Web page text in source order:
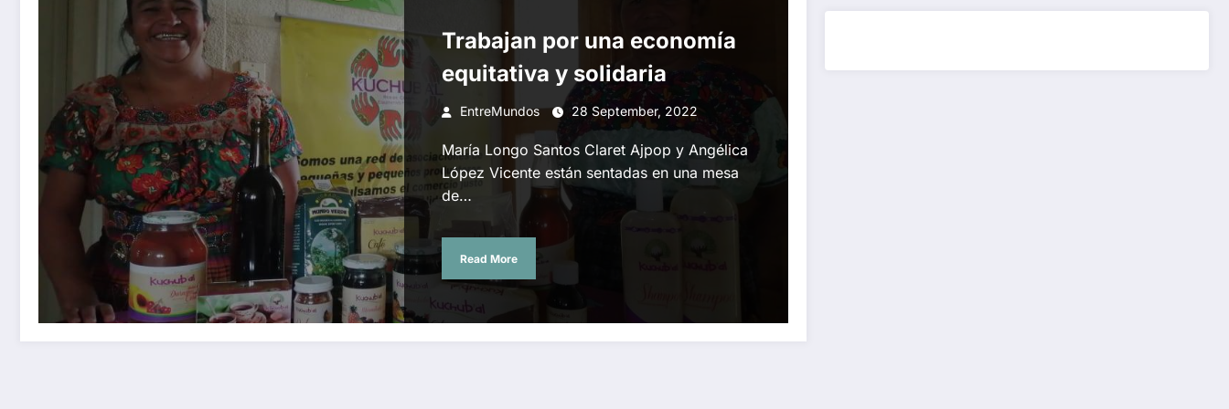
Trabajan por una economía
equitativa y solidaria
EntreMundos 28 September, 2022
María Longo Santos Claret Ajpop y Angélica
López Vicente están sentadas en una mesa
de…
Read More